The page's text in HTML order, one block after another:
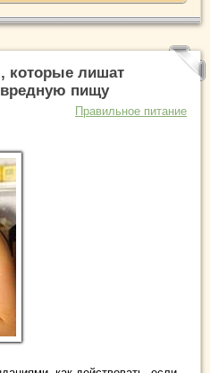
которые лишат
пищу
Правильное питание